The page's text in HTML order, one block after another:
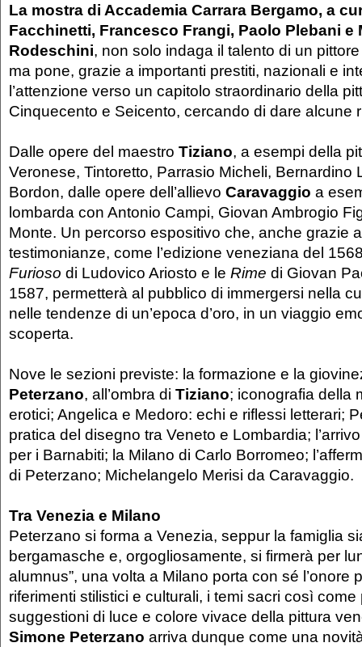
La mostra di Accademia Carrara Bergamo, a
Facchinetti, Francesco Frangi, Paolo Plebani e
Rodeschini, non solo indaga il talento di un
ma pone, grazie a importanti prestiti, nazionali e
l’attenzione verso un capitolo straordinario della
Cinquecento e Seicento, cercando di dare alcune
Dalle opere del maestro Tiziano, a esempi della
Veronese, Tintoretto, Parrasio Micheli, Bernardino
Bordon, dalle opere dell’allievo Caravaggio a
lombarda con Antonio Campi, Giovan Ambrogio
Monte. Un percorso espositivo che, anche grazie
testimonianze, come l’edizione veneziana del
Furioso di Ludovico Ariosto e le Rime di Giovan
1587, permetterà al pubblico di immergersi nella
nelle tendenze di un’epoca d’oro, in un viaggio
scoperta.
Nove le sezioni previste: la formazione e la
Peterzano, all’ombra di Tiziano; iconografia della
erotici; Angelica e Medoro: echi e riflessi letterari;
pratica del disegno tra Veneto e Lombardia;
per i Barnabiti; la Milano di Carlo Borromeo;
di Peterzano; Michelangelo Merisi da Caravaggio.
Tra Venezia e Milano
Peterzano si forma a Venezia, seppur la famiglia
bergamasche e, orgogliosamente, si firmerà per
alumnus”, una volta a Milano porta con sé l’onore
riferimenti stilistici e culturali, i temi sacri così come
suggestioni di luce e colore vivace della pittura
Simone Peterzano arriva dunque come una